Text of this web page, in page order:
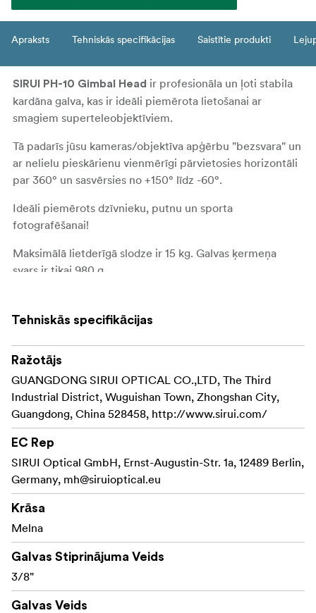
Apraksts Tehniskās specifikācijas Saistītie produkti
SIRUI PH-10 Gimbal Head ir profesionāla un ļoti stabila
kardāna galva, kas ir ideāli piemērota lietošanai ar
smagiem superteleobjektīviem.
Tā padarīs jūsu kameras/objektīva apģērbu "bezsvara" un
ar nelielu pieskārienu vienmērīgi pārvietosies horizontāli
par 360° un sasvērsies no +150° līdz -60°.
Ideāli piemērots dzīvnieku, putnu un sporta
fotografēšanai!
Maksimālā lietderīgā slodze ir 15 kg. Galvas ķermeņa
svars ir tikai 980 g.
oglekļa šķiedras izliektai rokturim un kalta lidmašīnas
Sirui PH-10 komplektā ir Arca Swiss saderīga 85 mm
ātrās noņemšanas plāksne ar gumijas virsmu un 1/4 un
3/8 skrūvi.
Tehniskās specifikācijas
Ražotājs
GUANGDONG SIRUI OPTICAL CO.,LTD, The Third
Industrial District, Wuguishan Town, Zhongshan City,
Guangdong, China 528458, http://www.sirui.com/
EC Rep
SIRUI Optical GmbH, Ernst-Augustin-Str. 1a, 12489 Berlin,
Germany, mh@siruioptical.eu
Krāsa
Melna
Galvas Stiprinājuma Veids
3/8"
Galvas Veids